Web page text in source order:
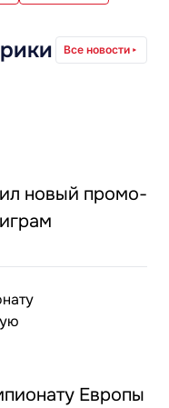
Все новости
новый промо-
Европы